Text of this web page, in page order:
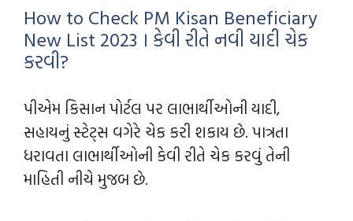
How to Check PM Kisan Beneficiary
New List 2023 । કેવી રીતે નવી યાદી ચેક
કરવી?
પીએમ કિસાન પોર્ટલ પર લાભાર્થીઓની યાદી,
સહાયનું સ્ટેટ્સ વગેરે ચેક કરી શકાય છે. પાત્રતા
ધરાવતા લાભાર્થીઓની કેવી રીતે ચેક કરવું તેની
માહિતી નીચે મુજબ છે.